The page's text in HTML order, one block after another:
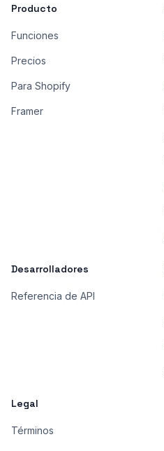
Producto
Funciones
Precios
Para Shopify
Framer
Desarrolladores
Referencia de API
Legal
Términos